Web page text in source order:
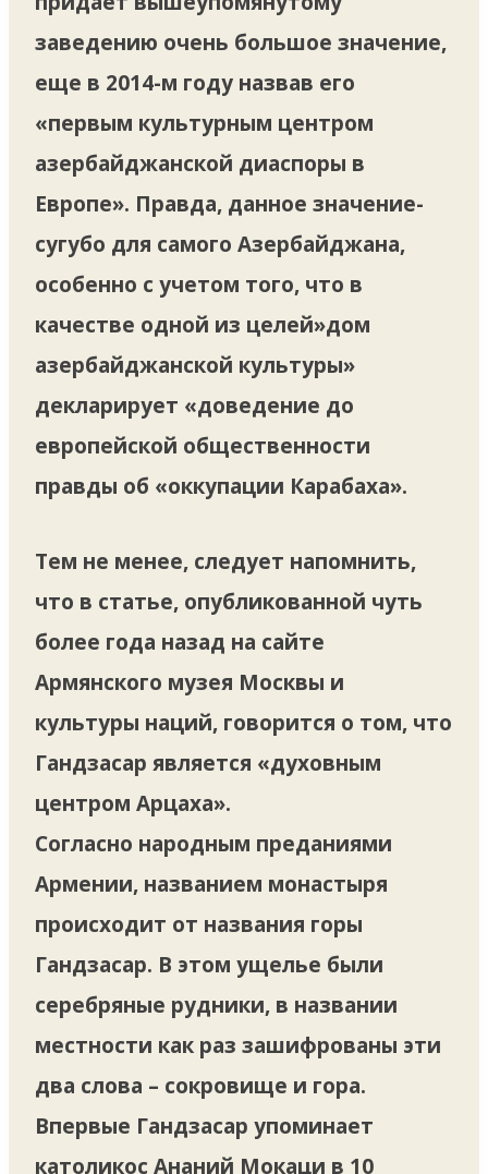
заведению очень большое значение,
еще в 2014-м году назвав его
«первым культурным центром
азербайджанской диаспоры в
Европе». Правда, данное значение-
сугубо для самого Азербайджана,
особенно с учетом того, что в
качестве одной из целей»дом
азербайджанской культуры»
декларирует «доведение до
европейской общественности
правды об «оккупации Карабаха».
Тем не менее, следует напомнить,
что в статье, опубликованной чуть
более года назад на сайте
Армянского музея Москвы и
культуры наций, говорится о том, что
Гандзасар является «духовным
центром Арцаха».
Согласно народным преданиями
Армении, названием монастыря
происходит от названия горы
Гандзасар. В этом ущелье были
серебряные рудники, в названии
местности как раз зашифрованы эти
два слова – сокровище и гора.
Впервые Гандзасар упоминает
католикос Ананий Мокаци в 10